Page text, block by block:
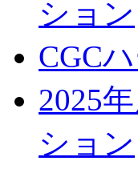
ション
CGC
2025
ション